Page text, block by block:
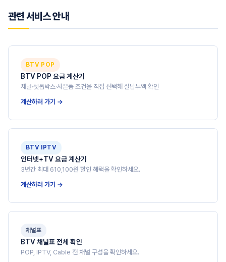
관련 서비스 안내
BTV POP
BTV POP 요금 계산기
채널·셋톱박스·사은품 조건을 직접 선택해 실납부액 확인
계산하러 가기 →
BTV IPTV
인터넷+TV 요금 계산기
3년간 최대 610,100원 할인 혜택을 확인하세요.
계산하러 가기 →
채널표
BTV 채널표 전체 확인
POP, IPTV, Cable 전 채널 구성을 확인하세요.